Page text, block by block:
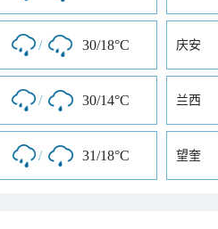
/ 30/18°C 庆安
/ 30/14°C 兰西
/ 31/18°C 望奎